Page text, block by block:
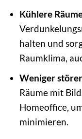
Kühlere
halten und
Raumklima,
Weniger
Räume mit
Homeoffice,
minimieren.